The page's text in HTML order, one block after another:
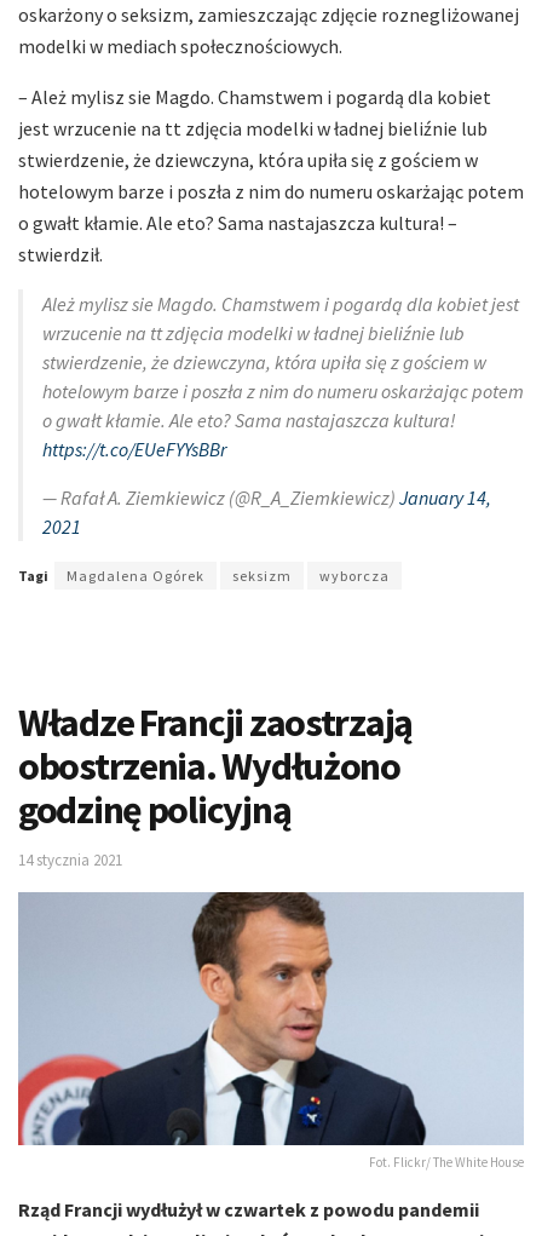
oskarżony o seksizm, zamieszczając zdjęcie roznegliżowanej
modelki w mediach społecznościowych.
– Ależ mylisz sie Magdo. Chamstwem i pogardą dla kobiet
jest wrzucenie na tt zdjęcia modelki w ładnej bieliźnie lub
stwierdzenie, że dziewczyna, która upiła się z gościem w
hotelowym barze i poszła z nim do numeru oskarżając potem
o gwałt kłamie. Ale eto? Sama nastajaszcza kultura! –
stwierdził.
Ależ mylisz sie Magdo. Chamstwem i pogardą dla kobiet jest
wrzucenie na tt zdjęcia modelki w ładnej bieliźnie lub
stwierdzenie, że dziewczyna, która upiła się z gościem w
hotelowym barze i poszła z nim do numeru oskarżając potem
o gwałt kłamie. Ale eto? Sama nastajaszcza kultura!
https://t.co/EUeFYYsBBr
— Rafał A. Ziemkiewicz (@R_A_Ziemkiewicz) January 14,
2021
Tagi Magdalena Ogórek seksizm wyborcza
Władze Francji zaostrzają
obostrzenia. Wydłużono
godzinę policyjną
14 stycznia 2021
Fot. Flickr/ The White House
Rząd Francji wydłużył w czwartek z powodu pandemii